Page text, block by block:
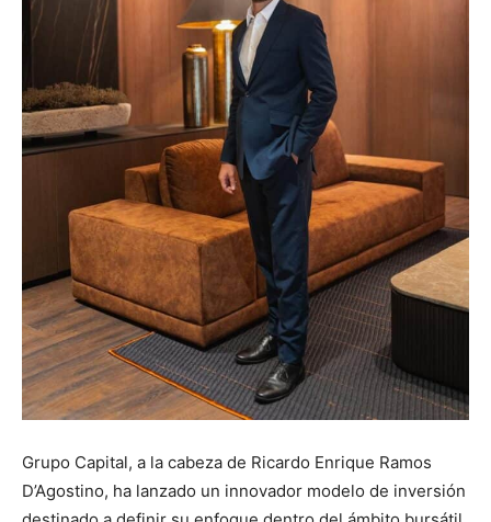
Grupo Capital, a la cabeza de Ricardo Enrique Ramos
D’Agostino, ha lanzado un innovador modelo de inversión